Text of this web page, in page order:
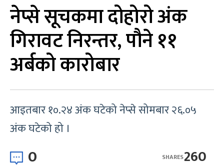
नेप्से सूचकमा दोहोरो अंक
गिरावट निरन्तर, पौने ११
अर्बको कारोबार
आइतबार १०.२४ अंक घटेको नेप्से सोमबार २६.०५
अंक घटेको हो ।
0 260
SHARES